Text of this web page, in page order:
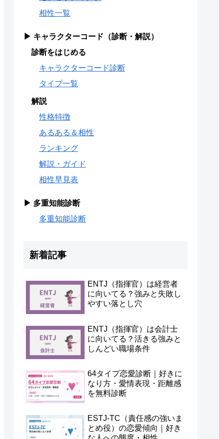
相性一覧
▶ キャラクターコード（診断・解説）
診断をはじめる
キャラクターコード診断
タイプ一覧
解説
性格特徴
あるある＆相性
ランキング
解説・ガイド
相性早見表
▶ 多重知能診断
多重知能診断
新着記事
ENTJ（指揮官）は経営者
に向いてる？強みと失敗し
やすい落とし穴
ENTJ（指揮官）は会計士
に向いてる？活きる強みと
しんどい職場条件
64タイプ恋愛診断｜好きに
なり方・愛情表現・距離感
を無料診断
ESTJ-TC（責任感の強いま
とめ役）の恋愛傾向｜好き